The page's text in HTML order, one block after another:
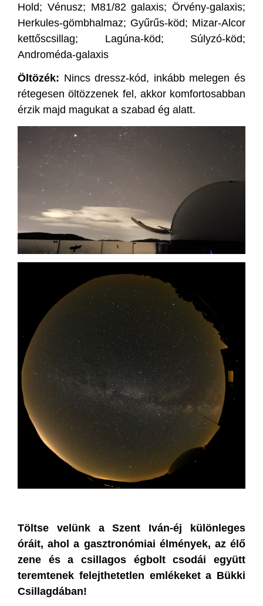
Hold; Vénusz; M81/82 galaxis; Örvény-galaxis;
Herkules-gömbhalmaz; Gyűrűs-köd; Mizar-Alcor
kettőscsillag; Lagúna-köd; Súlyzó-köd;
Androméda-galaxis
Öltözék: Nincs dressz-kód, inkább melegen és
rétegesen öltözzenek fel, akkor komfortosabban
érzik majd magukat a szabad ég alatt.
Töltse velünk a Szent Iván-éj különleges
óráit, ahol a gasztronómiai élmények, az élő
zene és a csillagos égbolt csodái együtt
teremtenek felejthetetlen emlékeket a Bükki
Csillagdában!